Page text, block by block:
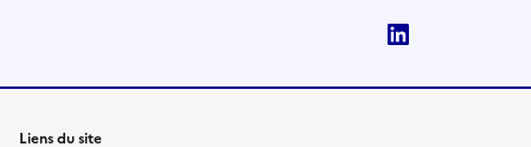
Liens du site